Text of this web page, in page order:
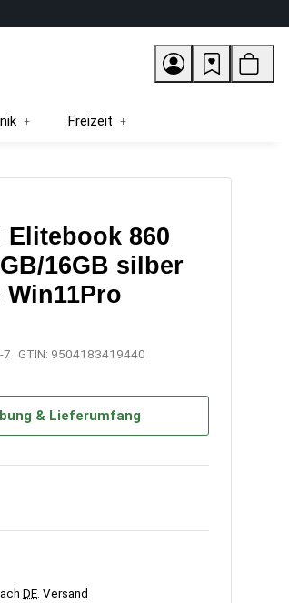
Freizeit
Elitebook 860
16GB silber
7 GTIN: 9504183419440
& Lieferumfang
DE.Versand